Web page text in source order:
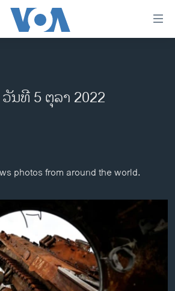
ດີ ສະຫະລັດ 2024
າວ
ຈີ
ນ​ທີ 5 ຕຸ​ລາ 2022
photos from around the world.